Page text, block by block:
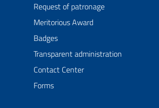
Request of patronage
Meritorious Award
Badges
Transparent administration
Contact Center
Forms